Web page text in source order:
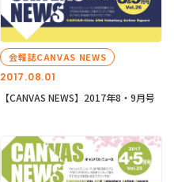
2017.08.01
会報誌CANVAS NEWS
【CANVAS NEWS】2017年8・9月号